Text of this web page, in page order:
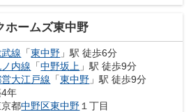
ホームズ東中野
線 「東中野 」駅 徒歩6分
内線 「中野坂上 」駅 徒歩9分
大江戸線 「東中野 」駅 徒歩9分
年
都中野区東中野 １丁目